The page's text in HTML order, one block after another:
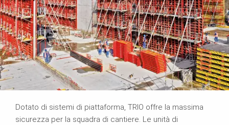
Dotato di sistemi di piattaforma, TRIO offre la massima
sicurezza per la squadra di cantiere. Le unità di